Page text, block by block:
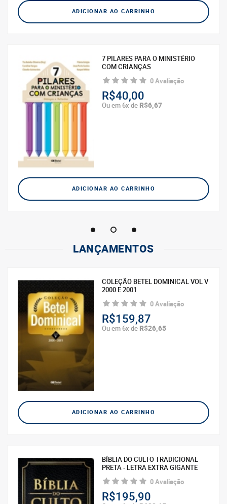
ADICIONAR AO CARRINHO
7 PILARES PARA O MINISTÉRIO
COM CRIANÇAS
0 Avaliação
R$40,00
Ou em 6x de R$6,67
ADICIONAR AO CARRINHO
ADICIONAR AO CARRINHO
NOSSO PAI | A PATERNIDADE DE
DEUS PARA AS CRIANÇAS
0 Avaliação
R$28,90
Ou em 5x de R$5,78
ADICIONAR AO CARRINHO
LANÇAMENTOS
COLEÇÃO BETEL DOMINICAL VOL V
2000 E 2001
0 Avaliação
R$159,87
Ou em 6x de R$26,65
ADICIONAR AO CARRINHO
BÍBLIA DO CULTO TRADICIONAL
PRETA - LETRA EXTRA GIGANTE
0 Avaliação
R$195,90